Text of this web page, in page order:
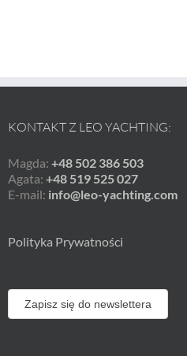
KONTAKT Z LEO YACHTING:
Magda: +48 502 386 503
Agata: +48 519 525 027
E-mail: info@leo-yachting.com
Polityka Prywatności
Zapisz się do newslettera